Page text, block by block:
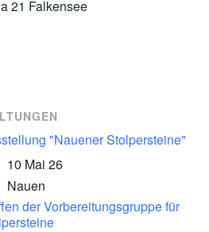
21 Falkensee
"Nauener Stolpersteine"
10 Mai 26
Nauen
der Vorbereitungsgruppe für